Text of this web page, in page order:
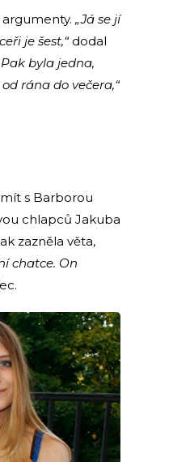
„Já se jí
je šest,“dodal
byla jedna,
rána do večera,“
s Barborou
chlapců Jakuba
zazněla věta,
chatce. On